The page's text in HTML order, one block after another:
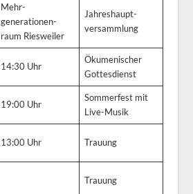
Mehr-
generationen-
raum Riesweiler
Jahreshaupt-
versammlung
14:30 Uhr
Ökumenischer
Gottesdienst
19:00 Uhr
Sommerfest mit
Live-Musik
13:00 Uhr Trauung
Trauung